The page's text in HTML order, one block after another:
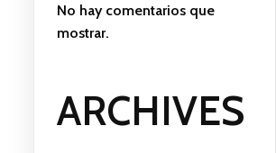
No hay comentarios que
mostrar.
ARCHIVES